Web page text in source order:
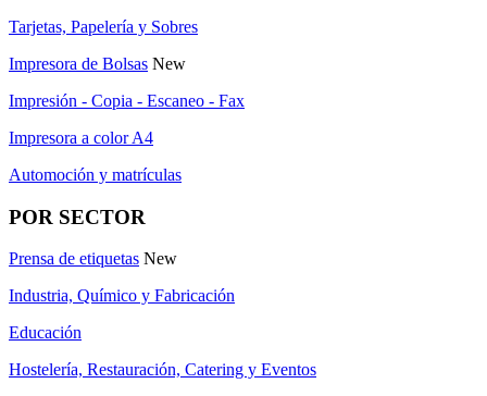
Tarjetas, Papelería y Sobres
Impresora de Bolsas New
Impresión - Copia - Escaneo - Fax
Impresora a color A4
Automoción y matrículas
POR SECTOR
Prensa de etiquetas New
Industria, Químico y Fabricación
Educación
Hostelería, Restauración, Catering y Eventos